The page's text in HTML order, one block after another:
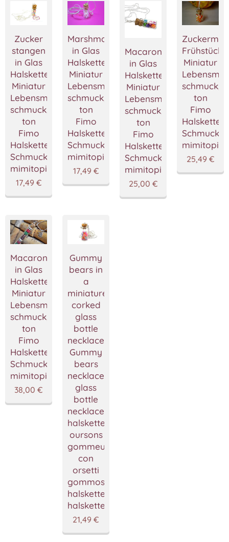
Zucker
stangen
in Glas
Halskette,Bonbons
Miniatur
Lebensmittel
schmuck,Polymer
ton
Fimo
Halskette,Handgemacht
Schmuckstücke
mimitopia
17,49 €
Marshmallows
in Glas
Halskette,Bonbons
Miniatur
Lebensmittel
schmuck,Polymer
ton
Fimo
Halskette,Handgemacht
Schmuckstücke
mimitopia
17,49 €
Macarons
in Glas
Halskette,Bonbons
Miniatur
Lebensmittel
schmuck,Polymer
ton
Fimo
Halskette,Handgemacht
Schmuckstücke
mimitopia
25,00 €
Miniatur
ton
Fimo
mimitopia
25,49 €
Macarons
in Glas
Halskette,Bonbons
Miniatur
Lebensmittel
schmuck,Polymer
ton
Fimo
Halskette,Handgemacht
Schmuckstücke
mimitopia
38,00 €
Gummy
bears in
a
miniature
corked
glass
bottle
necklace,
Gummy
bears
necklace,
glass
bottle
necklace,Gummibärchen
halskette,Collier
oursons
gommeux,Collana
con
orsetti
gommosi,Fimo
halskette,Haribo
halskette
21,49 €